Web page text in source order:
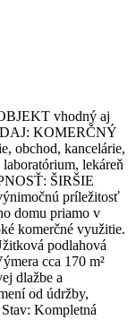
vhodný aj
KOMERČNÝ
obchod, kancelárie,
lekáreň
ŠIRŠIE
príležitosť
domu priamo v
komerčné využitie.
podlahová
cca 170 m²
dlažbe a
od údržby,
Kompletná